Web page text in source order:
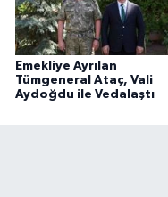
Emekliye Ayrılan
Tümgeneral Ataç, Vali
Aydoğdu ile Vedalaştı